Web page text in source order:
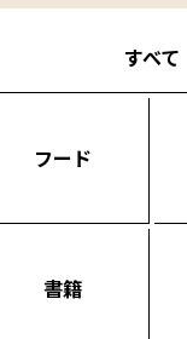
すべて
フード
書籍